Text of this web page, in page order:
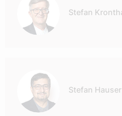
Stefan
Stefan Hauser